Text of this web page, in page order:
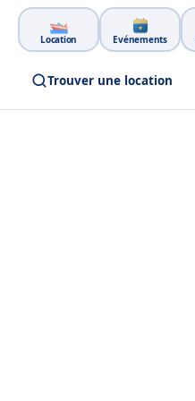
Aller au contenu principal
Location Événements
Trouver une location